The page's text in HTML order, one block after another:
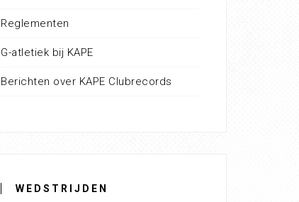
Reglementen
G-atletiek bij KAPE
Berichten over KAPE Clubrecords
WEDSTRIJDEN